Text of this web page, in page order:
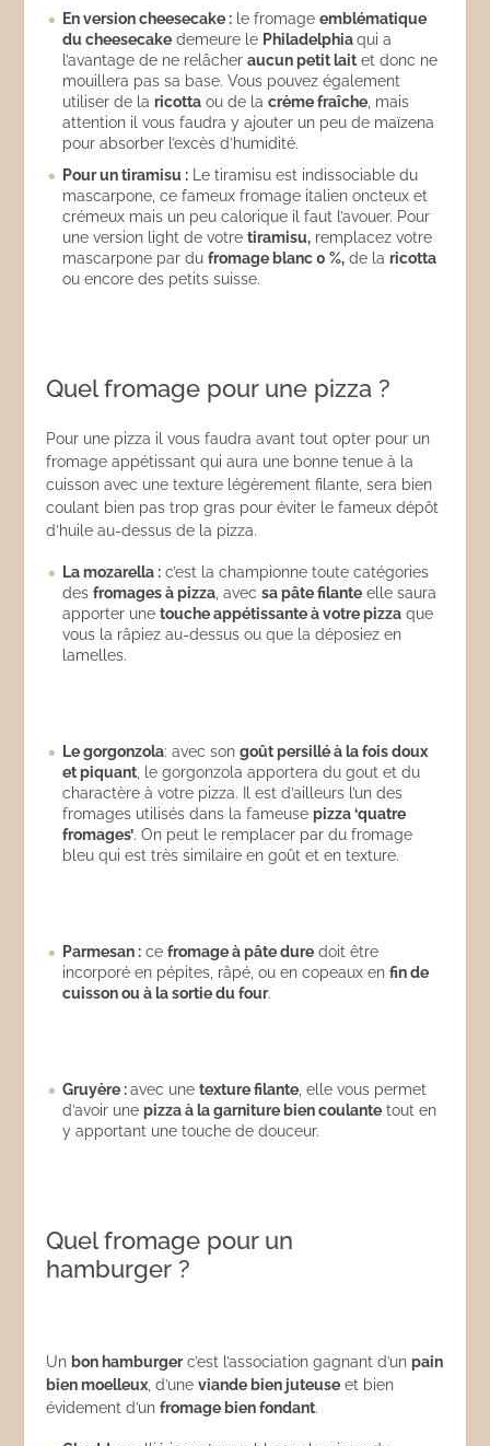
En version cheesecake : le fromageemblématique
du cheesecake demeure le Philadelphiaqui a
l’avantage de ne relâcheraucun petit lait et donc ne
mouillera pas sa base. Vous pouvez également
utiliser de laricotta ou de lacrème fraîche , mais
attention il vous faudra y ajouter un peu de maïzena
pour absorber l’excès d’humidité.
Pour un tiramisu : Le tiramisu est indissociable du
mascarpone, ce fameux fromage italien oncteux et
crémeux mais un peu calorique il faut l’avouer. Pour
une version light de votretiramisu, remplacez votre
mascarpone par dufromage blanc 0 %, de laricotta
ou encore des petits suisse.
Quel fromage pour une pizza ?
Pour une pizza il vous faudra avant tout opter pour un
fromage appétissant qui aura une bonne tenue à la
cuisson avec une texture légèrement filante, sera bien
coulant bien pas trop gras pour éviter le fameux dépôt
d’huile au-dessus de la pizza.
La mozarella : c’est la championne toute catégories
desfromages à pizza , avecsa pâte filante elle saura
apporter unetouche appétissante à votre pizza que
vous la râpiez au-dessus ou que la déposiez en
lamelles.
Le gorgonzola: avec songoût persillé à la fois doux
et piquant , le gorgonzola apportera du gout et du
charactère à votre pizza. Il est d’ailleurs l’un des
fromages utilisés dans la fameusepizza ‘quatre
fromages’. On peut le remplacer par du fromage
bleu qui est très similaire en goût et en texture.
Parmesan : cefromage à pâte dure doit être
incorporé en pépites, râpé, ou en copeaux enfin de
cuisson ou à la sortie du four.
Gruyère :avec unetexture filante , elle vous permet
d’avoir unepizzaà la garniture bien coulante tout en
y apportant une touche de douceur.
Quel fromage pour un
hamburger ?
Un bon hamburgerc’est l’association gagnant d’unpain
bien moelleux , d’uneviande bien juteuse et bien
évidement d’unfromage bien fondant.